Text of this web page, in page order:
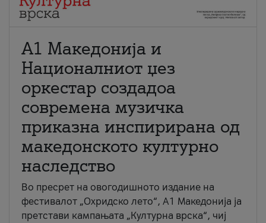
А1 Македонија и
Националниот џез
оркестар создадоа
современа музичка
приказна инспирирана од
македонското културно
наследство
Во пресрет на овогодишното издание на
фестивалот „Охридско лето“, А1 Македонија ја
претстави кампањата „Културна врска“, чиј